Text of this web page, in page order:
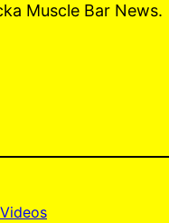
Muscle Bar News.